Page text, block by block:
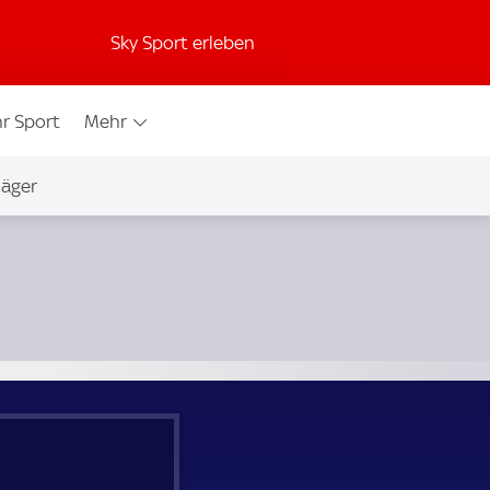
Sky Sport erleben
Sport Mehr